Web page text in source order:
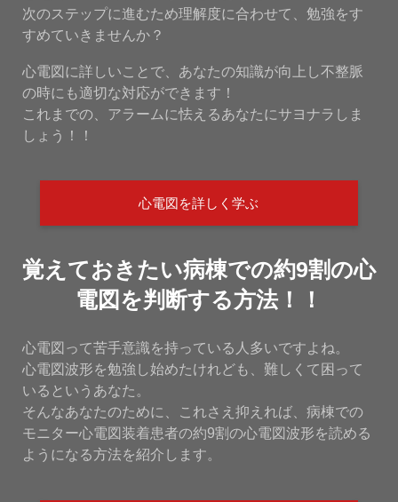
次のステップに進むため理解度に合わせて、勉強をす
すめていきませんか？
心電図に詳しいことで、あなたの知識が向上し不整脈
の時にも適切な対応ができます！
これまでの、アラームに怯えるあなたにサヨナラしま
しょう！！
心電図を詳しく学ぶ
覚えておきたい病棟での約9割の心
電図を判断する方法！！
心電図って苦手意識を持っている人多いですよね。
心電図波形を勉強し始めたけれども、難しくて困って
いるというあなた。
そんなあなたのために、これさえ抑えれば、病棟での
モニター心電図装着患者の約9割の心電図波形を読める
ようになる方法を紹介します。